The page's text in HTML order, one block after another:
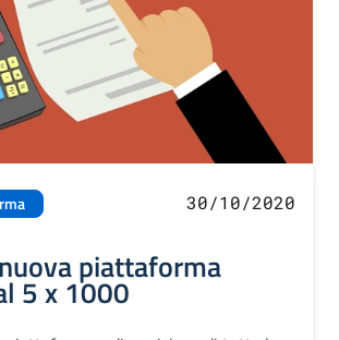
30/10/2020
piattaforma
5 x 1000